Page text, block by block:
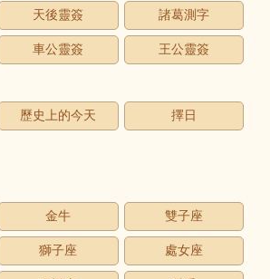
天後靈簽 諸葛測字
車公靈簽 王公靈簽
歷史上的今天 擇日
金牛 雙子座
獅子座 處女座